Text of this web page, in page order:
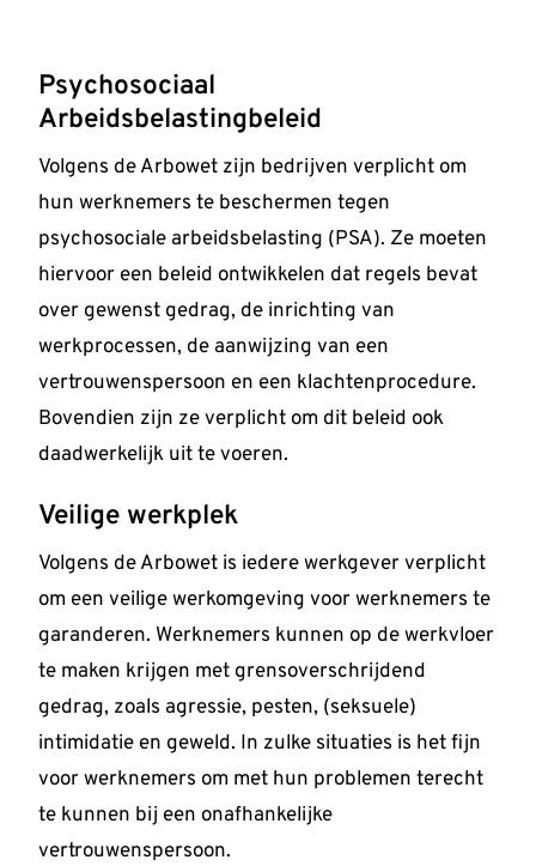
Psychosociaal
Arbeidsbelastingbeleid
Volgens de Arbowet zijn bedrijven verplicht om
hun werknemers te beschermen tegen
psychosociale arbeidsbelasting (PSA). Ze moeten
hiervoor een beleid ontwikkelen dat regels bevat
over gewenst gedrag, de inrichting van
werkprocessen, de aanwijzing van een
vertrouwenspersoon en een klachtenprocedure.
Bovendien zijn ze verplicht om dit beleid ook
daadwerkelijk uit te voeren.
Veilige werkplek
Volgens de Arbowet is iedere werkgever verplicht
om een veilige werkomgeving voor werknemers te
garanderen. Werknemers kunnen op de werkvloer
te maken krijgen met grensoverschrijdend
gedrag, zoals agressie, pesten, (seksuele)
intimidatie en geweld. In zulke situaties is het fijn
voor werknemers om met hun problemen terecht
te kunnen bij een onafhankelijke
vertrouwenspersoon.